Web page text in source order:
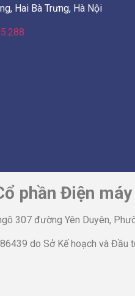
Hai Bà Trưng, Hà Nội
phần Điện
307 đường Yên Duyên,
do Sở Kế hoạch và